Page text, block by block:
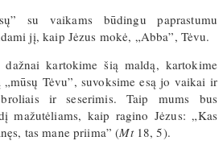
su vaikams būdingu paprastumu
jį, kaip Jėzus mokė, „Abba”, Tėvu.
dažnai kartokime šią maldą, kartokime
Tėvu”, suvoksime esą jo vaikai ir
broliais ir seserimis. Taip mums bus
mažutėliams, kaip ragino Jėzus: „Kas
tas mane priima” (Mt18, 5).